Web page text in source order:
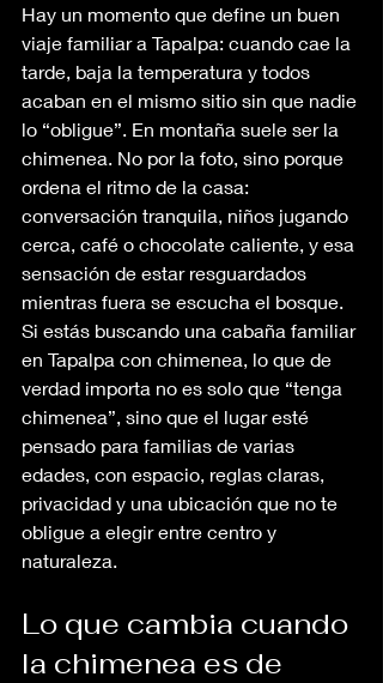
Hay un momento que define un buen
viaje familiar a Tapalpa: cuando cae la
tarde, baja la temperatura y todos
acaban en el mismo sitio sin que nadie
lo “obligue”. En montaña suele ser la
chimenea. No por la foto, sino porque
ordena el ritmo de la casa:
conversación tranquila, niños jugando
cerca, café o chocolate caliente, y esa
sensación de estar resguardados
mientras fuera se escucha el bosque.
Si estás buscando una cabaña familiar
en Tapalpa con chimenea, lo que de
verdad importa no es solo que “tenga
chimenea”, sino que el lugar esté
pensado para familias de varias
edades, con espacio, reglas claras,
privacidad y una ubicación que no te
obligue a elegir entre centro y
naturaleza.
Lo que cambia cuando
la chimenea es de